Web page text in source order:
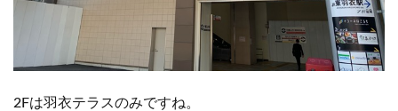
2Fは羽衣テラスのみですね。